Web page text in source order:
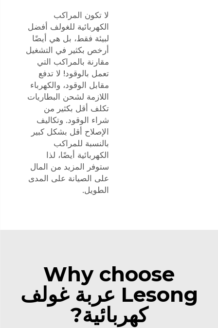
لا تكون المراكب
الكهربائية للغولف أفضل
لبيئة فقط، بل هي أيضًا
أرخص بكثير في التشغيل
مقارنة بالمراكب التي
تعمل بالوقود! لا تدفع
مقابل الوقود، والكهرباء
اللازمة لشحن البطاريات
تكلف أقل بكثير من
شراء الوقود. وتكاليف
الإصلاح أقل بشكل كبير
بالنسبة للمراكب
الكهربائية أيضًا، لذا
ستوفر المزيد من المال
على الصيانة على المدى
الطويل.
Why choose
Lesong عربة غولف
كهربائية?